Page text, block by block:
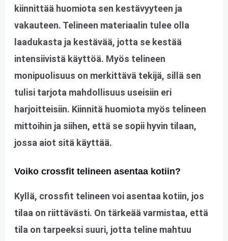
kiinnittää huomiota sen kestävyyteen ja
vakauteen. Telineen materiaalin tulee olla
laadukasta ja kestävää, jotta se kestää
intensiivistä käyttöä. Myös telineen
monipuolisuus on merkittävä tekijä, sillä sen
tulisi tarjota mahdollisuus useisiin eri
harjoitteisiin. Kiinnitä huomiota myös telineen
mittoihin ja siihen, että se sopii hyvin tilaan,
jossa aiot sitä käyttää.
Voiko crossfit telineen asentaa kotiin?
Kyllä, crossfit telineen voi asentaa kotiin, jos
tilaa on riittävästi. On tärkeää varmistaa, että
tila on tarpeeksi suuri, jotta teline mahtuu